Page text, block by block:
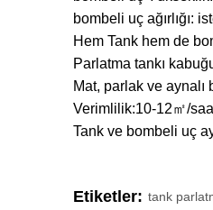
bombeli uç ağırlığı:
Hem Tank hem de
Parlatma tankı
Mat, parlak ve
Verimlilik:10-12㎡/
Tank ve bombeli uç
Etiketler: tank